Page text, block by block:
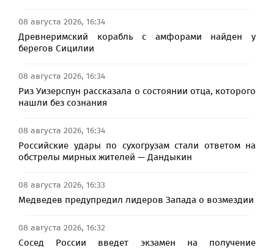
08 августа 2026, 16:34
Древнеримский корабль с амфорами найден у
берегов Сицилии
08 августа 2026, 16:34
Риз Уизерспун рассказала о состоянии отца, которого
нашли без сознания
08 августа 2026, 16:34
Российские удары по сухогрузам стали ответом на
обстрелы мирных жителей — Дандыкин
08 августа 2026, 16:33
Медведев предупредил лидеров Запада о возмездии
08 августа 2026, 16:32
Сосед России введет экзамен на получение